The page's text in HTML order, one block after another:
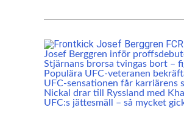
Josef Berggren inför
Stjärnans brorsa tvingas bort –
Populära UFC-veteranen
UFC-sensationen får karriärens
Nickal drar till Ryssland med
UFC:s jättesmäll – så mycket